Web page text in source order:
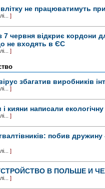
не працюватимуть
]
з 7 червня відкриє кордони
не входять в ЄС
]
збагатив виробників
]
і кияни написали
]
побив
]
В ПОЛЬШЕ И
]